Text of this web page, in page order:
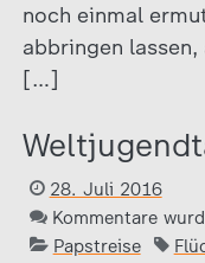
noch einmal
abbringen lassen,
[…]
28. Juli 2016
Kommentare
Papstreise